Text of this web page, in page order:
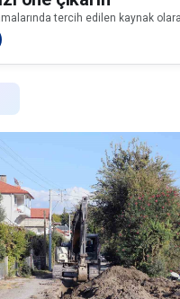
tercih edilen kaynak